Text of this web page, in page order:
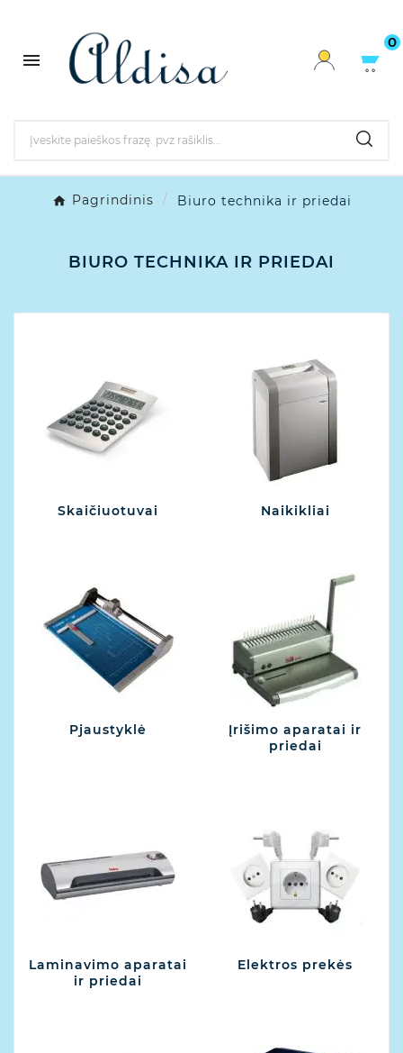

0
Pagrindinis Biuro technika ir priedai
BIURO TECHNIKA IR PRIEDAI
Skaičiuotuvai Naikikliai
Pjaustyklė
Įrišimo aparatai ir
priedai
Laminavimo aparatai
ir priedai
Elektros prekės